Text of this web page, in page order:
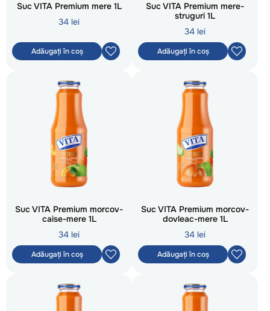
Suc VITA Premium mere 1L
34 lei
Adăugați în coș
Suc VITA Premium mere-
struguri 1L
34 lei
Adăugați în coș
Suc VITA Premium morcov-
caise-mere 1L
34 lei
Adăugați în coș
Suc VITA Premium morcov-
dovleac-mere 1L
34 lei
Adăugați în coș